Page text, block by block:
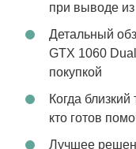
при выводе
Детальный
GTX 1060
покупкой
Когда
кто готов
Лучшее